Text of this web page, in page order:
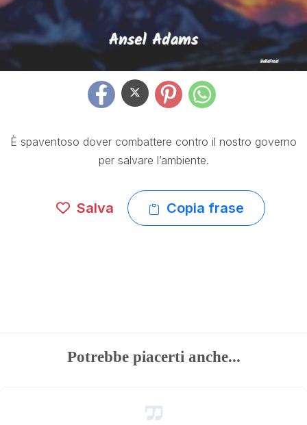
È spaventoso dover combattere contro il nostro governo
per salvare l’ambiente.
Salva Copia frase
Potrebbe piacerti anche...